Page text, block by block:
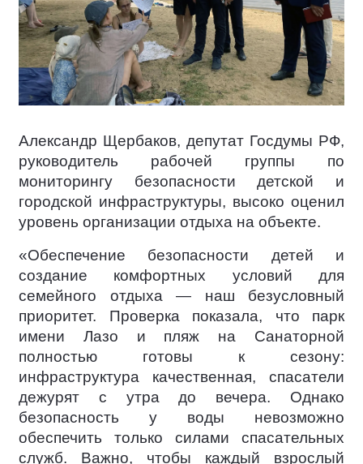
Александр Щербаков, депутат Госдумы РФ,
руководитель рабочей группы по
мониторингу безопасности детской и
городской инфраструктуры, высоко оценил
уровень организации отдыха на объекте.
«Обеспечение безопасности детей и
создание комфортных условий для
семейного отдыха — наш безусловный
приоритет. Проверка показала, что парк
имени Лазо и пляж на Санаторной
полностью готовы к сезону:
инфраструктура качественная, спасатели
дежурят с утра до вечера. Однако
безопасность у воды невозможно
обеспечить только силами спасательных
служб. Важно, чтобы каждый взрослый